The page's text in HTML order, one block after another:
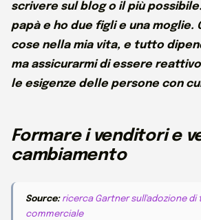
scrivere sul blog o il più
papà e ho due figli e una moglie.
cose nella mia vita, e tutto
ma assicurarmi di essere
le esigenze delle persone con
Formare i venditori e
cambiamento
Source: ricerca Gartner sull'adozione di
commerciale